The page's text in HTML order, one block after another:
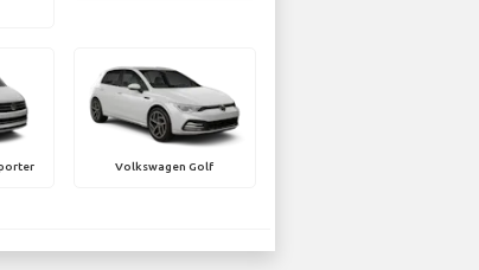
Volkswagen Golf